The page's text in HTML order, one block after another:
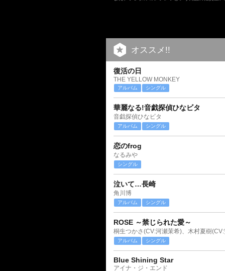
オススメ!!
復活の日
THE YELLOW MONKEY
アルバム シングル
華麗なる!音戯探偵ひなビタ
音戯探偵ひなビタ
アルバム シングル
恋のfrog
なるみや
シングル
泣いて…長崎
角川博
アルバム シングル
ROSE ～禁じられた愛～
桐生つかさ(CV:河瀬茉希)、木村夏樹
アルバム シングル
Blue Shining Star
アイナ・ジ・エンド